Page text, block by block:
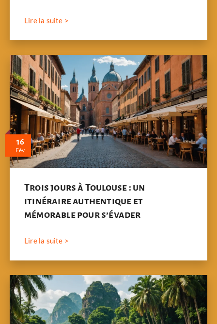
Lire la suite >
16
Fév
Trois jours à Toulouse : un
itinéraire authentique et
mémorable pour s’évader
Lire la suite >